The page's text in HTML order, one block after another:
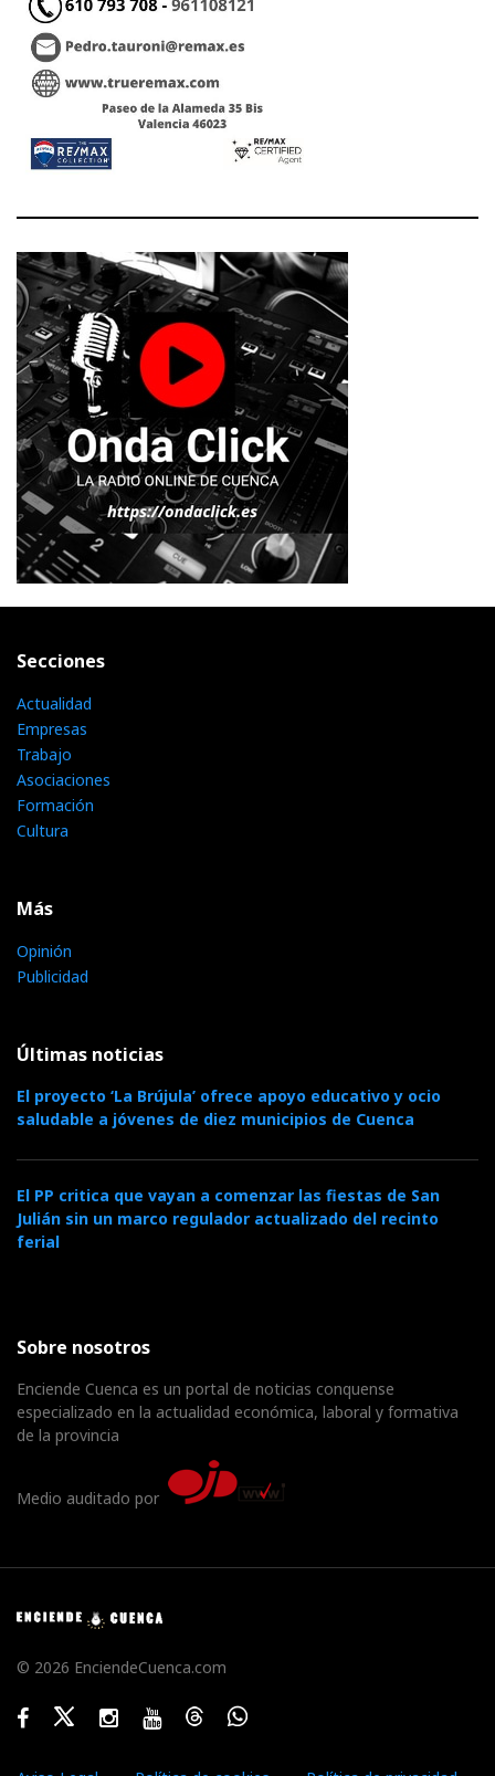
Secciones
Actualidad
Empresas
Trabajo
Asociaciones
Formación
Cultura
Más
Opinión
Publicidad
Últimas noticias
El proyecto ‘La Brújula’ ofrece apoyo educativo y ocio
saludable a jóvenes de diez municipios de Cuenca
El PP critica que vayan a comenzar las fiestas de San
Julián sin un marco regulador actualizado del recinto
ferial
Sobre nosotros
Enciende Cuenca es un portal de noticias conquense
especializado en la actualidad económica, laboral y formativa
de la provincia
Medio auditado por
© 2026 EnciendeCuenca.com
FacebookTwitterInstagramYoutubeThreadsWhatsApp